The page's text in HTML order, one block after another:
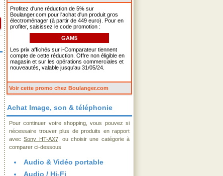
Profitez d'une réduction de 5% sur
Boulanger.com pour l'achat d'un produit gros
électroménager (à partir de 449 euro). Pour en
profiter, saisissez le code promotion :
GAM5
Les prix affichés sur i-Comparateur tiennent
compte de cette réduction. Offre non éligible en
magasin et sur les opérations commerciales et
nouveautés, valable jusqu'au 31/05/24.
Voir cette promo chez Boulanger.com
Achat Image, son & téléphonie
Pour continuer votre shopping, vous pouvez si
nécessaire trouver plus de produits en rapport
avecSony HT-AX7, ou choisir une catégorie à
comparer ci-dessous
Audio & Vidéo portable
Audio / Hi-Fi